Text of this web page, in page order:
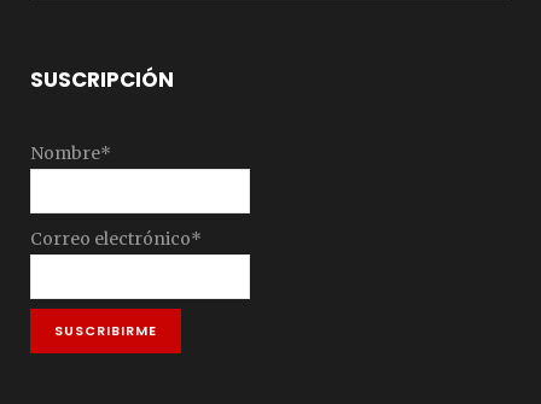
SUSCRIPCIÓN
Nombre*
Correo electrónico*